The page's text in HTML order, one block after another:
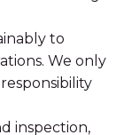
to
We only
inspection,